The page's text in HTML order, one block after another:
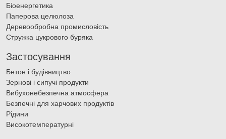
Біоенергетика
Паперова целюлоза
Деревообробна промисловість
Стружка цукрового буряка
Застосування
Бетон і будівництво
Зернові і сипучі продукти
Вибухонебезпечна атмосфера
Безпечні для харчових продуктів
Рідини
Високотемпературні